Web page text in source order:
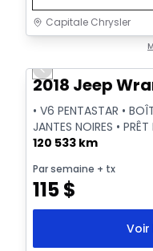
Capitale Chrysler
Vidéo disponible
Previous slide
2018 Jeep
• V6 PENTASTAR •
JANTES NOIRES •
120 533 km
Par semaine + tx
115$
Voir